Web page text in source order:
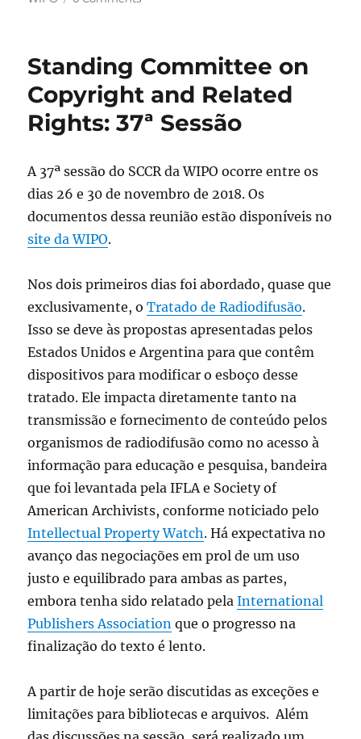
Standing Committee on
Copyright and Related
Rights: 37ª Sessão
A 37ª sessão do SCCR da WIPO ocorre entre os
dias 26 e 30 de novembro de 2018. Os
documentos dessa reunião estão disponíveis no
site da WIPO.
Nos dois primeiros dias foi abordado, quase que
exclusivamente, oTratado de Radiodifusão.
Isso se deve às propostas apresentadas pelos
Estados Unidos e Argentina para que contêm
dispositivos para modificar o esboço desse
tratado. Ele impacta diretamente tanto na
transmissão e fornecimento de conteúdo pelos
organismos de radiodifusão como no acesso à
informação para educação e pesquisa, bandeira
que foi levantada pela IFLA e Society of
American Archivists, conforme noticiado pelo
Intellectual Property Watch. Há expectativa no
avanço das negociações em prol de um uso
justo e equilibrado para ambas as partes,
embora tenha sido relatado pelaInternational
Publishers Association que o progresso na
finalização do texto é lento.
A partir de hoje serão discutidas as exceções e
limitações para bibliotecas e arquivos. Além